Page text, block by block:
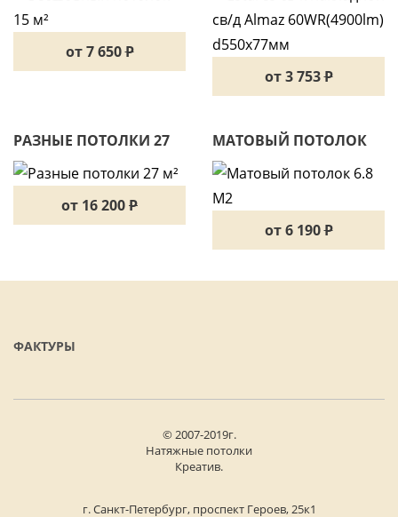
от 7 650P
ALMAZ 60WR(4900LM)
D550X77ММ
от 3 753P
РАЗНЫЕ ПОТОЛКИ 27
М²
от 16 200P
МАТОВЫЙ ПОТОЛОК
6.8 М2
от 6 190P
ФАКТУРЫ
© 2007-2019г.
Натяжные потолки
Креатив.
г. Санкт-Петербург, проспект Героев, 25к1